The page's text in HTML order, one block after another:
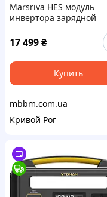
Marsriva HES модуль
инвертора зарядной
LiFePO4
17 499₴
Купить
mbbm.com.ua
Кривой Рог